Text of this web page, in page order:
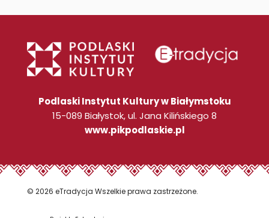
Podlaski Instytut Kultury w Białymstoku
15-089 Białystok, ul. Jana Kilińskiego 8
www.pikpodlaskie.pl
© 2026 eTradycja Wszelkie prawa zastrzeżone.